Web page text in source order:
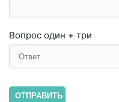
Вопрос один + три
ОТПРАВИТЬ